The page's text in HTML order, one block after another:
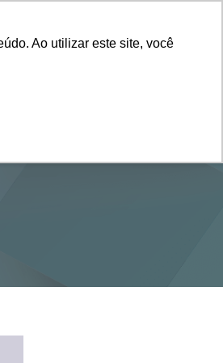
Ao utilizar este site, você